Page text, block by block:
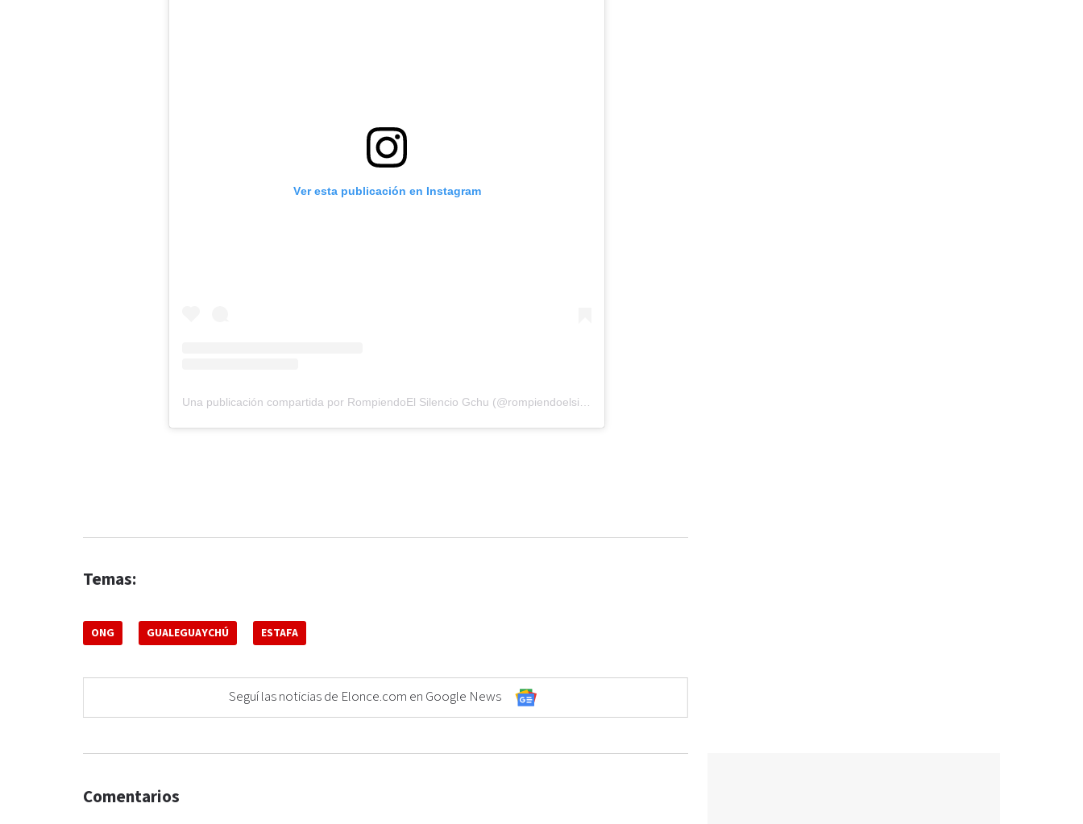
Ver esta publicación en Instagram
Temas:
ONG GUALEGUAYCHÚ ESTAFA
Seguí las noticias de Elonce.com en Google News
Comentarios